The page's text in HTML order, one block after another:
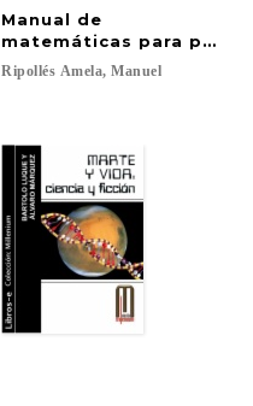
Manual de
matemáticas para
Ripollés Amela, Manuel